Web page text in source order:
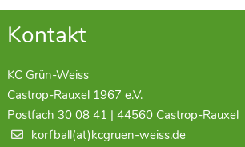
Kontakt
KC Grün-Weiss
Castrop-Rauxel 1967 e.V.
Postfach 30 08 41 | 44560 Castrop-Rauxel
korfball(at)kcgruen-weiss.de